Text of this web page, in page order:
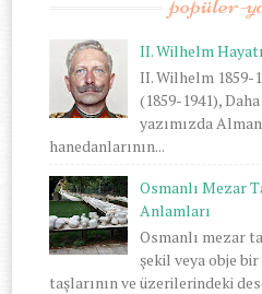
II. Wilhelm Hayatı
II. Wilhelm 1859-
(1859-1941),
yazımızda
hanedanlarının...
Osmanlı Mezar
Anlamları
Osmanlı mezar
şekil veya obje
taşlarının ve üzerilerindeki